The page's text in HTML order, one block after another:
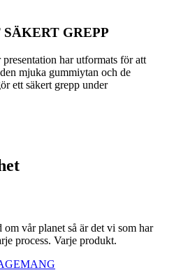
GREPP
har utformats för att
mjuka gummiytan och de
ett säkert grepp under
vår planet så är det vi som har
process. Varje produkt.